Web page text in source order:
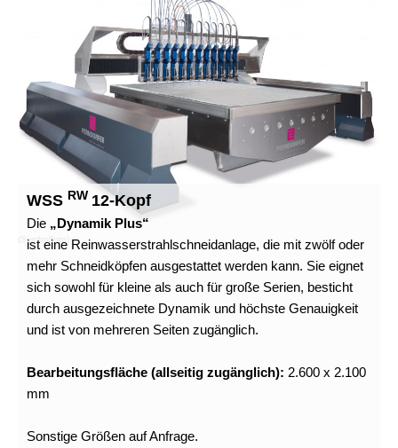
(Symbolfoto)
WSS RW 12-Kopf
Die „Dynamik Plus“
ist eine Reinwasserstrahlschneidanlage, die mit zwölf oder
mehr Schneidköpfen ausgestattet werden kann. Sie eignet
sich sowohl für kleine als auch für große Serien, besticht
durch ausgezeichnete Dynamik und höchste Genauigkeit
und ist von mehreren Seiten zugänglich.
Bearbeitungsfläche (allseitig zugänglich): 2.600 x 2.100
mm
Sonstige Größen auf Anfrage.